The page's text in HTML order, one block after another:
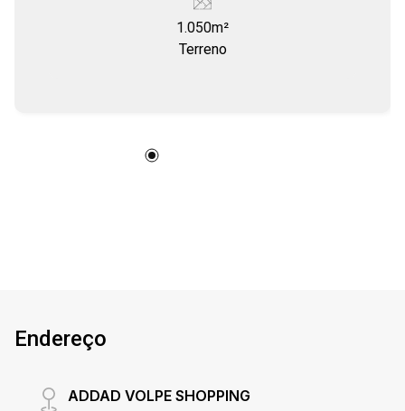
copa e sala de treinamento. Caixa d`água com
300.000 litros. Não importa o negócio, pronto
para construir, aprovado pelos órgãos
1.050m²
Terreno
Endereço
ADDAD VOLPE SHOPPING